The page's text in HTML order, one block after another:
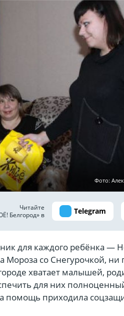
Фото:
Читайте
Белгород» в
Telegram
для каждого ребёнка —
со Снегурочкой, ни
хватает малышей,
для них
приходила